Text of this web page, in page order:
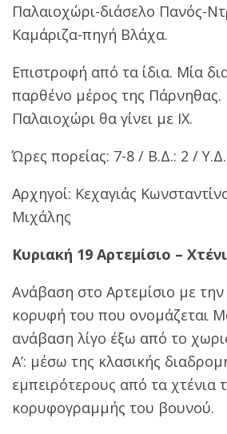
Παλαιοχώρι-διάσελο Πανός-
Καμάριζα-πηγή Βλάχα.
Επιστροφή από τα ίδια. Μία
παρθένο μέρος της
Παλαιοχώρι θα γίνει με ΙΧ.
Ώρες πορείας: 7-8 / Β.Δ.: 2 /
Αρχηγοί: Κεχαγιάς
Μιχάλης
Κυριακή 19 Αρτεμίσιο –
Ανάβαση στο Αρτεμίσιο με
κορυφή του που ονομάζεται
ανάβαση λίγο έξω από το
Α’: μέσω της κλασικής
εμπειρότερους από τα χτένια
κορυφογραμμής του βουνού.